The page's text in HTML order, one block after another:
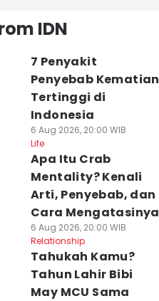
IDN
7 Penyakit
Penyebab Kematian
Tertinggi di
Indonesia
6 Aug 2026, 20:00 WIB
Life
Apa Itu Crab
Mentality? Kenali
Arti, Penyebab, dan
Cara Mengatasinya
6 Aug 2026, 20:00 WIB
Relationship
Tahukah Kamu?
Tahun Lahir Bibi
May MCU Sama